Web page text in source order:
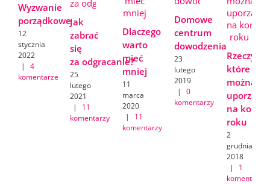
Wyzwanie
porządkowe
12
stycznia
2022
|
4
komentarze
Jak
zabrać
się
za odgracanie?
25
lutego
2021
|
11
komentarzy
Dlaczego
warto
mieć
mniej
11
marca
2020
|
11
komentarzy
Domowe
centrum
dowodzenia
23
lutego
2019
|
0
komentarzy
Rzeczy,
które
można
na koniec
roku
2
grudnia
2018
|
1
komentarz